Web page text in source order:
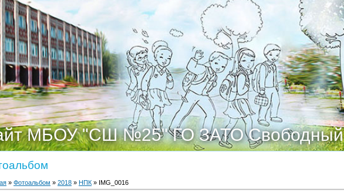
МБОУ "СШ №25" ГО ЗАТО Свободный
» Фотоальбом » 2018 » НПК » IMG_0016